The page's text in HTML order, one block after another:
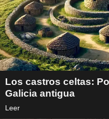
Los castros celtas:
Galicia antigua
Leer